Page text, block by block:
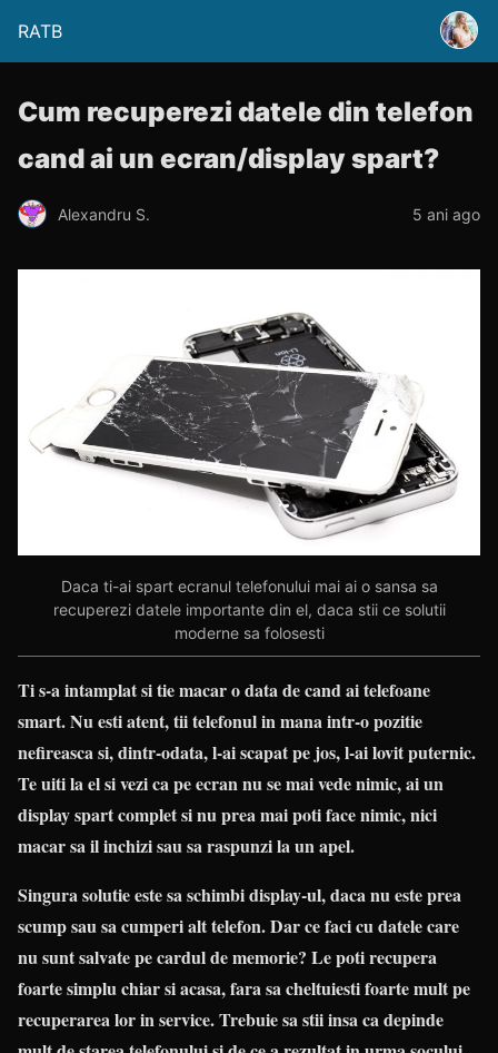
RATB
Cum recuperezi datele din telefon
cand ai un ecran/display spart?
Alexandru S. 5 ani ago
Daca ti-ai spart ecranul telefonului mai ai o sansa sa
recuperezi datele importante din el, daca stii ce solutii
moderne sa folosesti
Ti s-a intamplat si tie macar o data de cand ai telefoane
smart. Nu esti atent, tii telefonul in mana intr-o pozitie
nefireasca si, dintr-odata, l-ai scapat pe jos, l-ai lovit puternic.
Te uiti la el si vezi ca pe ecran nu se mai vede nimic, ai un
display spart complet si nu prea mai poti face nimic, nici
macar sa il inchizi sau sa raspunzi la un apel.
Singura solutie este sa schimbi display-ul, daca nu este prea
scump sau sa cumperi alt telefon. Dar ce faci cu datele care
nu sunt salvate pe cardul de memorie? Le poti recupera
foarte simplu chiar si acasa, fara sa cheltuiesti foarte mult pe
recuperarea lor in service. Trebuie sa stii insa ca depinde